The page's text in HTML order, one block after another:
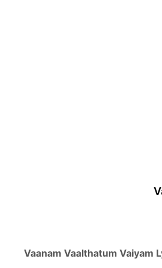
Vaanam Vaalthatum Vaiyam